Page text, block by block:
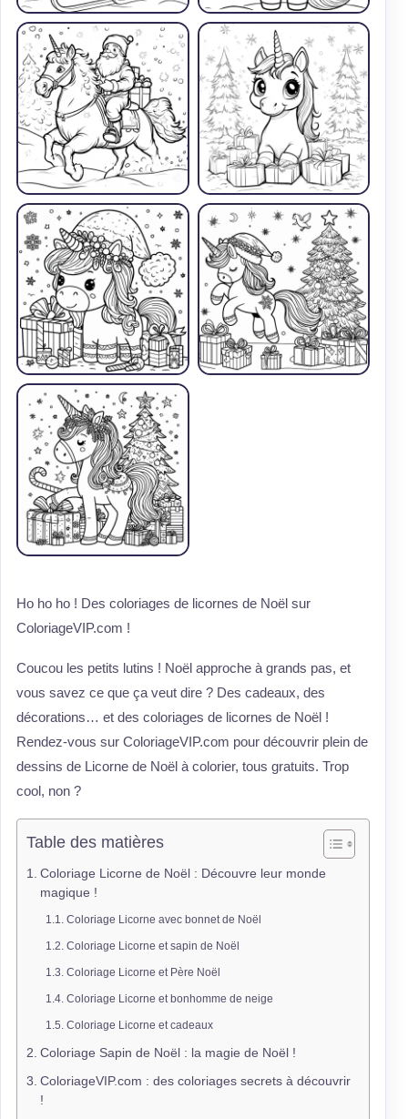
Ho ho ho ! Des coloriages de licornes de Noël sur
ColoriageVIP.com !
Coucou les petits lutins ! Noël approche à grands pas, et
vous savez ce que ça veut dire ? Des cadeaux, des
décorations… et des coloriages de licornes de Noël !
Rendez-vous sur ColoriageVIP.com pour découvrir plein de
dessins de Licorne de Noël à colorier, tous gratuits. Trop
cool, non ?
Table des matières
Coloriage Licorne de Noël : Découvre leur monde
magique !
Coloriage Licorne avec bonnet de Noël
Coloriage Licorne et sapin de Noël
Coloriage Licorne et Père Noël
Coloriage Licorne et bonhomme de neige
Coloriage Licorne et cadeaux
Coloriage Sapin de Noël : la magie de Noël !
ColoriageVIP.com : des coloriages secrets à découvrir
!